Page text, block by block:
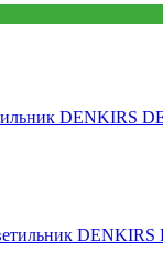
DENKIRS